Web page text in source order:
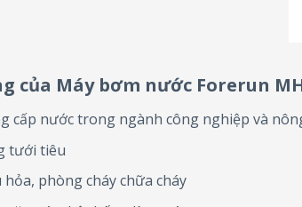
của Máy bơm nước Forerun
cấp nước trong ngành công nghiệp và
tưới tiêu
hỏa, phòng cháy chữa cháy